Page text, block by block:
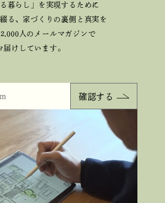
る暮らし」を実現するために
る、家づくりの裏側と真実を
人のメールマガジンで
届けしています。